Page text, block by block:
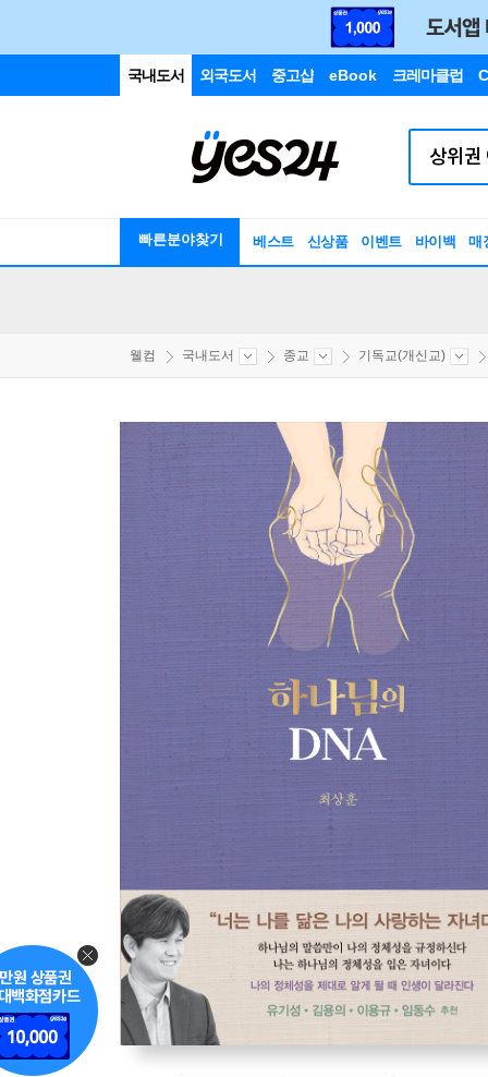
국내도서 외국도서 중고샵 eBook 크레마클럽
빠른분야찾기 베스트 신상품 이벤트 바이백 매
웰컴 국내도서 종교 기독교(개신교)